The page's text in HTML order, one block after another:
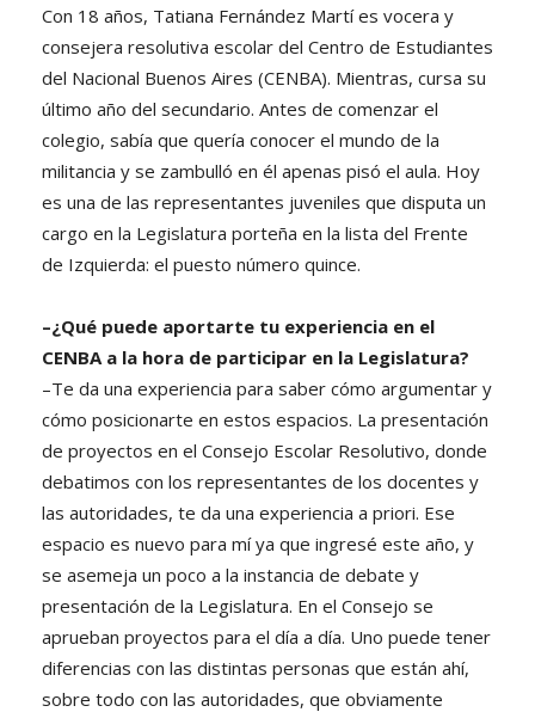
Con 18 años, Tatiana Fernández Martí es vocera y
consejera resolutiva escolar del Centro de Estudiantes
del Nacional Buenos Aires (CENBA). Mientras, cursa su
último año del secundario. Antes de comenzar el
colegio, sabía que quería conocer el mundo de la
militancia y se zambulló en él apenas pisó el aula. Hoy
es una de las representantes juveniles que disputa un
cargo en la Legislatura porteña en la lista del Frente
de Izquierda: el puesto número quince.
–¿Qué puede aportarte tu experiencia en el
CENBA a la hora de participar en la Legislatura?
–Te da una experiencia para saber cómo argumentar y
cómo posicionarte en estos espacios. La presentación
de proyectos en el Consejo Escolar Resolutivo, donde
debatimos con los representantes de los docentes y
las autoridades, te da una experiencia a priori. Ese
espacio es nuevo para mí ya que ingresé este año, y
se asemeja un poco a la instancia de debate y
presentación de la Legislatura. En el Consejo se
aprueban proyectos para el día a día. Uno puede tener
diferencias con las distintas personas que están ahí,
sobre todo con las autoridades, que obviamente